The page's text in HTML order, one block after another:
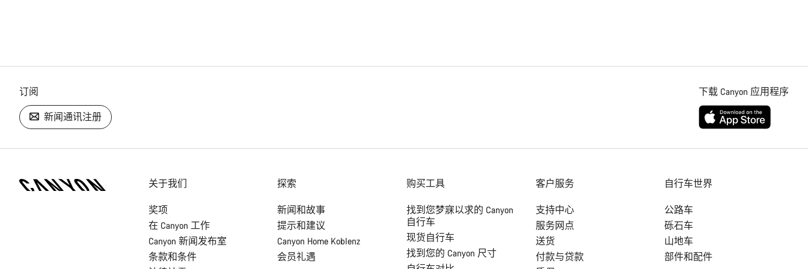
订阅
新闻通讯注册
下载 Canyon 应用程序
关于我们
奖项
在 Canyon 工作
Canyon 新闻发布室
条款和条件
探索
新闻和故事
提示和建议
Canyon Home Koblenz
会员礼遇
购买工具
找到您梦寐以求的 Canyon
自行车
现货自行车
找到您的 Canyon 尺寸
客户服务
支持中心
服务网点
送货
付款与贷款
自行车世界
公路车
砾石车
山地车
部件和配件